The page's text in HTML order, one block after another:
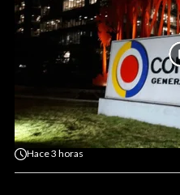
Hace3 horas